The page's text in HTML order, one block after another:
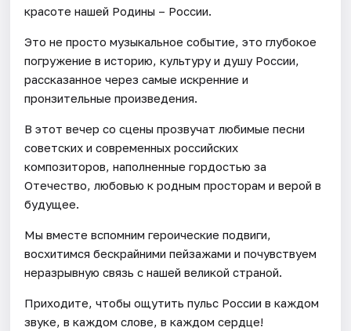
красоте нашей Родины – России.
Это не просто музыкальное событие, это глубокое
погружение в историю, культуру и душу России,
рассказанное через самые искренние и
пронзительные произведения.
В этот вечер со сцены прозвучат любимые песни
советских и современных российских
композиторов, наполненные гордостью за
Отечество, любовью к родным просторам и верой в
будущее.
Мы вместе вспомним героические подвиги,
восхитимся бескрайними пейзажами и почувствуем
неразрывную связь с нашей великой страной.
Приходите, чтобы ощутить пульс России в каждом
звуке, в каждом слове, в каждом сердце!